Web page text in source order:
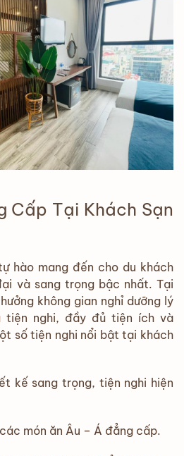
Cấp Tại Khách Sạn
hào mang đến cho du khách
và sang trọng bậc nhất. Tại
không gian nghỉ dưỡng lý
tiện nghi, đầy đủ tiện ích và
số tiện nghi nổi bật tại khách
kế sang trọng, tiện nghi hiện
món ăn Âu – Á đẳng cấp.